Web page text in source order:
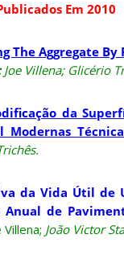
Em 2010
The Aggregate
Joe Villena; Glicério
da
Modernas
da Vida Útil de
Anual de
Villena; João Victor